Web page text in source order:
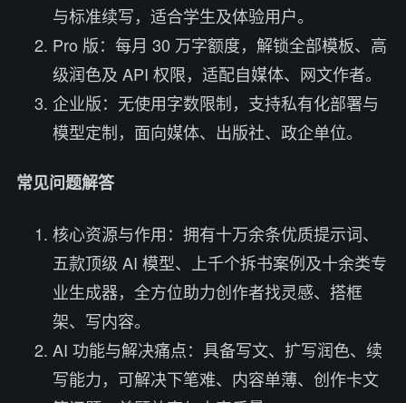
与标准续写，适合学生及体验用户。
Pro 版：每月 30 万字额度，解锁全部模板、高
级润色及 API 权限，适配自媒体、网文作者。
企业版：无使用字数限制，支持私有化部署与
模型定制，面向媒体、出版社、政企单位。
常见问题解答
核心资源与作用：拥有十万余条优质提示词、
五款顶级 AI 模型、上千个拆书案例及十余类专
业生成器，全方位助力创作者找灵感、搭框
架、写内容。
AI 功能与解决痛点：具备写文、扩写润色、续
写能力，可解决下笔难、内容单薄、创作卡文